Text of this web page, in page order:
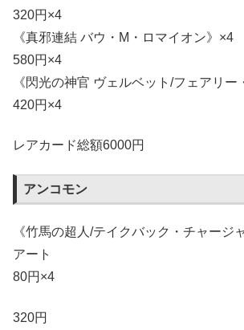
320円×4
《真邪連結 バウ・M・ロマイオン》×4
580円×4
《閃光の神官 ヴェルベット/フェアリー
420円×4
レアカード総額6000円
アンコモン
《竹馬の超人/テイクバック・チャージ
アート
80円×4
320円